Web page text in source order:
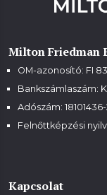
Milton Friedman
OM-azonosító: FI
Bankszámlaszám:
Adószám: 18101436-
Felnőttképzési
Kapcsolat